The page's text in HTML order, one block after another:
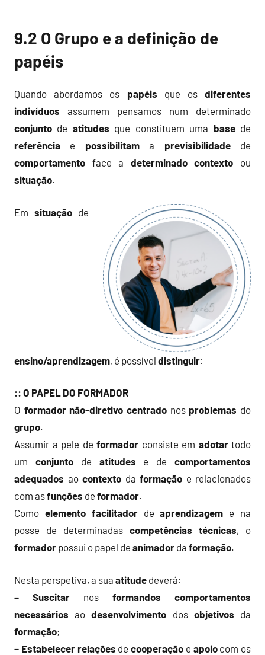
9.2 O Grupo e a definição de
papéis
Quando abordamos os papéis que os diferentes
indivíduos assumem pensamos num determinado
conjunto de atitudes que constituem uma basede
referência e possibilitama previsibilidadede
comportamento face a determinado contexto ou
situação.
Em situação de
ensino/aprendizagem, é possível distinguir:
:: O PAPEL DO FORMADOR
O formador não-diretivo centrado nos problemas do
grupo.
Assumir a pele de formador consiste em adotartodo
um conjuntode atitudes e decomportamentos
adequados ao contexto da formação e relacionados
com asfunções de formador.
Como elemento facilitadordeaprendizagem e na
posse de determinadas competências técnicas, o
formador possui o papel de animador da formação.
Nesta perspetiva, a sua atitude deverá:
– Suscitar nos formandos
comportamentos
necessários aodesenvolvimento dos objetivos da
formação;
– Estabelecer relações de cooperação e apoiocom os